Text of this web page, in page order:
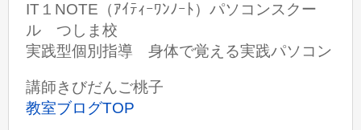
IT１NOTE（ｱｲﾃｨｰﾜﾝﾉｰﾄ）パソコンスクー
ル つしま校
実践型個別指導 身体で覚える実践パソコン
講師きびだんご桃子
教室ブログTOP